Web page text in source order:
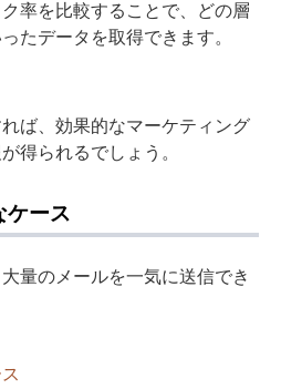
率を比較することで、どの層
たデータを取得できます。
ば、効果的なマーケティング
得られるでしょう。
ケース
量のメールを一気に送信でき